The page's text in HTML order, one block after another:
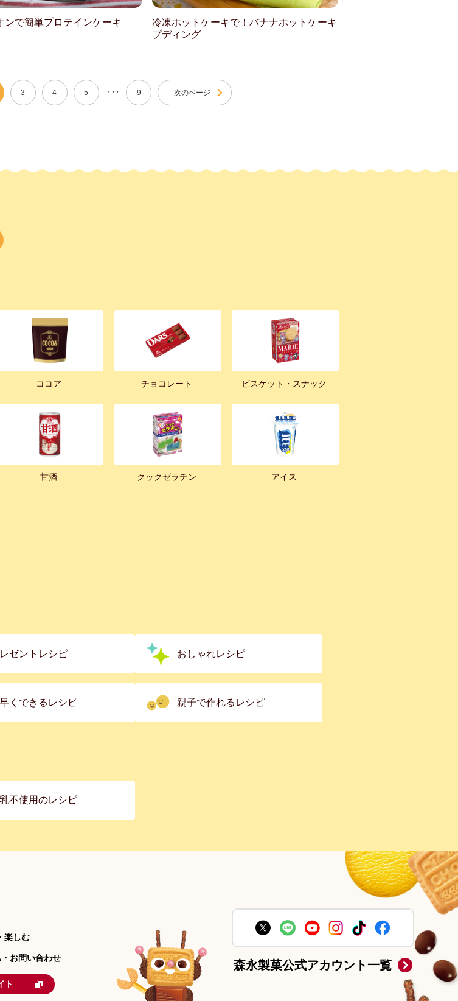
ンで簡単プロテインケーキ
冷凍ホットケーキで！バナナホットケーキ
プディング
3 4 5 ・・・ 9 次のページ
ココア チョコレート ビスケット・スナック
甘酒 クックゼラチン アイス
ゼントレシピ おしゃれレシピ
くできるレシピ 親子で作れるレシピ
不使用のレシピ
楽しむ
お問い合わせ
ト
森永製菓公式アカウント一覧